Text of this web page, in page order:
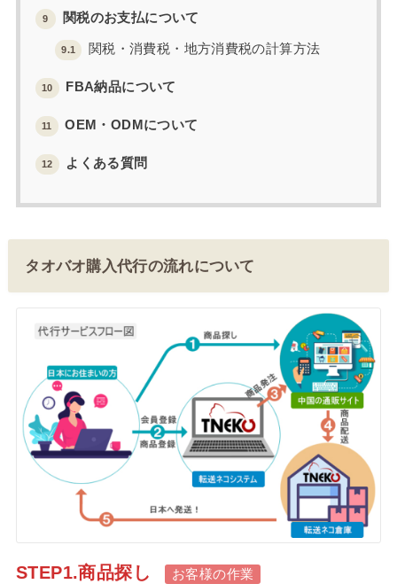
9 関税のお支払について
9.1 関税・消費税・地方消費税の計算方法
10 FBA納品について
11 OEM・ODMについて
12 よくある質問
タオバオ購入代行の流れについて
STEP1.商品探し お客様の作業